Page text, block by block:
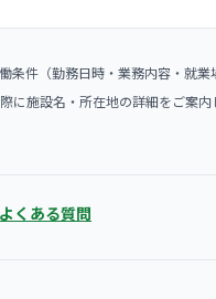
件（勤務日時・業務内容・就
施設名・所在地の詳細をご案内
よくある質問